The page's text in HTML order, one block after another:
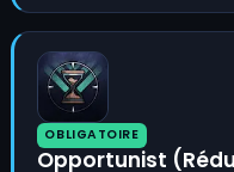
OBLIGATOIRE
Opportunist